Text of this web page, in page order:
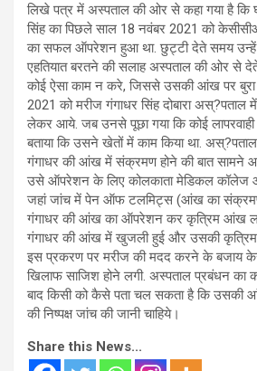
लिखे पत्र में अस्पताल की ओर से कहा गया है कि
सिंह का पिछले साल 18 नवंबर 2021 को
का सफल ऑपरेशन हुआ था. छुट्टी देते समय उन्हें
एहतियात बरतने की सलाह अस्पताल की ओर से
कोई ऐसा काम न करे, जिससे उसकी आंख पर बुरा
2021 को मरीज गंगाधर सिंह दोबारा
लेकर आये. जब उनसे पूछा गया कि कोई लापरवाही
बताया कि उसने खेतों में काम किया था.
गंगाधर की आंख में संक्रमण होने की बात सामने
उसे ऑपरेशन के लिए कोलकाता मेडिकल कॉलेज
जहां जांच में पेन ऑफ टलमिट्स (आंख का
गंगाधर की आंख का ऑपरेशन कर कृत्रिम आंख
गंगाधर की आंख में खुजली हुई और उसकी
इस प्रकरण पर मरीज की मदद करने के बजाय
खिलाफ साजिश होने लगी. अस्पताल प्रबंधन का
बाद किसी को कैसे पता चल सकता है कि उसकी
की निष्पक्ष जांच की जानी चाहिये।
Share this News...